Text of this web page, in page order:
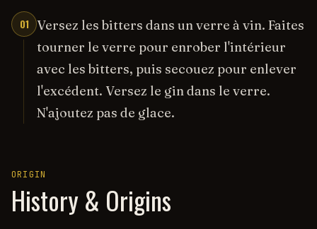
01
Versez les bitters dans un verre à vin. Faites
tourner le verre pour enrober l'intérieur
avec les bitters, puis secouez pour enlever
l'excédent. Versez le gin dans le verre.
N'ajoutez pas de glace.
ORIGIN
History & Origins